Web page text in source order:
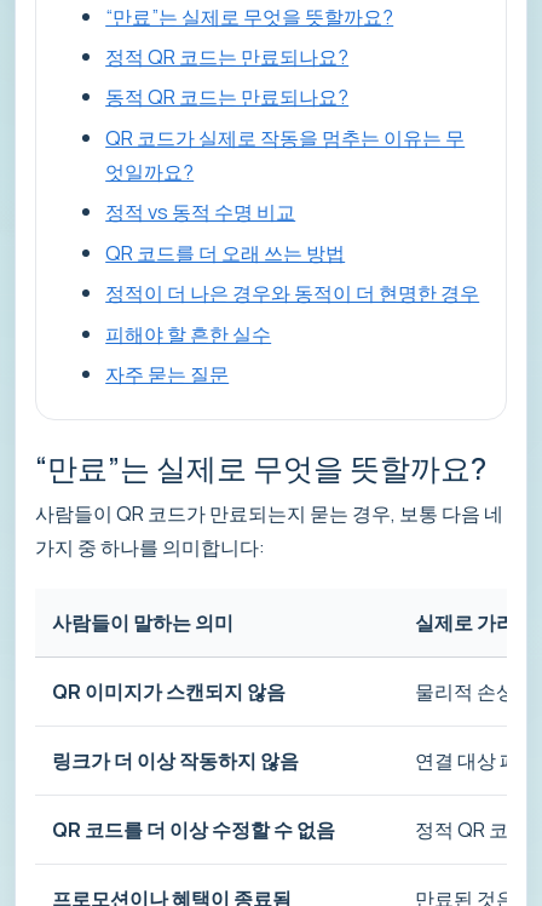
“만료”는 실제로 무엇을 뜻할까요?
정적 QR 코드는 만료되나요?
동적 QR 코드는 만료되나요?
QR 코드가 실제로 작동을 멈추는 이유는 무
엇일까요?
정적 vs 동적 수명 비교
QR 코드를 더 오래 쓰는 방법
정적이 더 나은 경우와 동적이 더 현명한 경우
피해야 할 흔한 실수
자주 묻는 질문
“만료”는 실제로 무엇을 뜻할까요?
사람들이 QR 코드가 만료되는지 묻는 경우, 보통 다음 네
가지 중 하나를 의미합니다:
사람들이 말하는 의미 실제로 가리키
QR 이미지가 스캔되지 않음 물리적 손상,
링크가 더 이상 작동하지 않음 연결 대상 페
QR 코드를 더 이상 수정할 수 없음 정적 QR 코드
프로모션이나 혜택이 종료됨 만료된 것은